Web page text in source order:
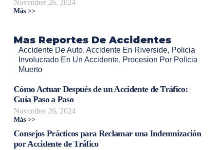
November 26, 2024
Más >>
Mas Reportes De Accidentes
Accidente De Auto, Accidente En Riverside, Policia
Involucrado En Un Accidente, Procesion Por Policia
Muerto
Cómo Actuar Después de un Accidente de Tráfico:
Guía Paso a Paso
November 26, 2024
Más >>
Consejos Prácticos para Reclamar una Indemnización
por Accidente de Tráfico